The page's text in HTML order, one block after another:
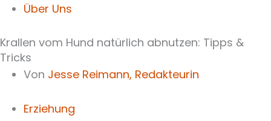
Über Uns
Krallen vom Hund natürlich abnutzen: Tipps &
Tricks
Von Jesse Reimann, Redakteurin
Erziehung